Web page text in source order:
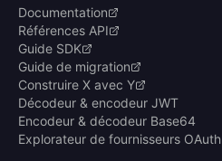
Documentation
Références API
Guide SDK
Guide de migration
Construire X avec Y
Décodeur & encodeur JWT
Encodeur & décodeur Base64
Explorateur de fournisseurs OAuth